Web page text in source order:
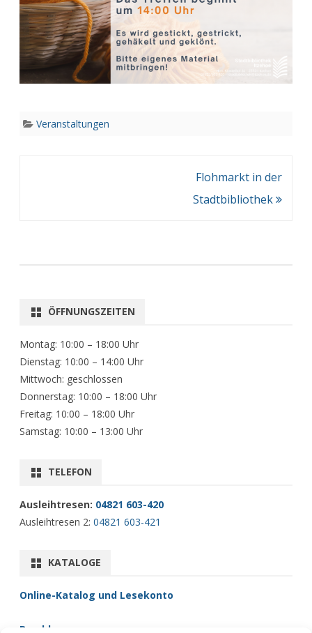
Veranstaltungen
Flohmarkt in der
Stadtbibliothek
ÖFFNUNGSZEITEN
Montag: 10:00 – 18:00 Uhr
Dienstag: 10:00 – 14:00 Uhr
Mittwoch: geschlossen
Donnerstag: 10:00 – 18:00 Uhr
Freitag: 10:00 – 18:00 Uhr
Samstag: 10:00 – 13:00 Uhr
TELEFON
Ausleihtresen: 04821 603-420
Ausleihtresen 2: 04821 603-421
KATALOGE
Online-Katalog und Lesekonto
Brockhaus